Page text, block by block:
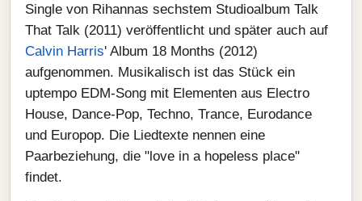
Single von Rihannas sechstem Studioalbum Talk
That Talk (2011) veröffentlicht und später auch auf
Calvin Harris' Album 18 Months (2012)
aufgenommen. Musikalisch ist das Stück ein
uptempo EDM-Song mit Elementen aus Electro
House, Dance-Pop, Techno, Trance, Eurodance
und Europop. Die Liedtexte nennen eine
Paarbeziehung, die "love in a hopeless place"
findet.